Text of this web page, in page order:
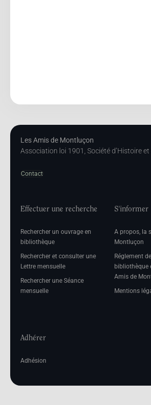
Les Amis de Montluçon
Association loi 1901, Société d’Histoire et
Contact
Effectuer une recherche
Rechercher un ouvrage en
bibliothèque
Rechercher et consulter une
Lettre mensuelle
Rechercher une Séance
mensuelle
S'informer
A propos, la
Montluçon
Réglement
bibliothèque
Amis de
Mentions
Adhérer
Adhésion